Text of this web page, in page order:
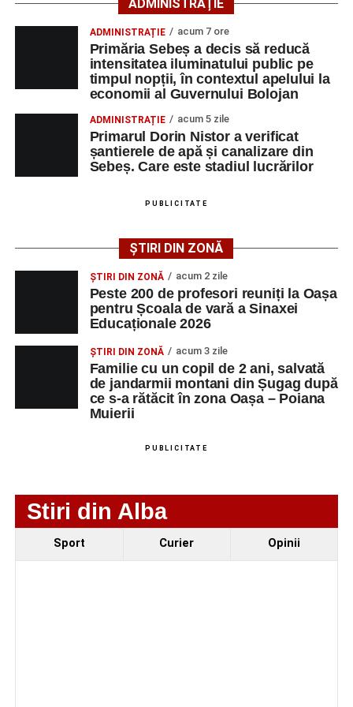
Primăria Sebeș a decis să reducă intensitatea
iluminatului public pe timpul nopții, în contextul
apelului la economii al Guvernului Bolojan
Duminică, 23 august 2026, Râpa Roșie găzduiește
cea de-a III-a ediție a concursului „CicloAventurier
de Sebeș”
Primul concert din cadrul String Symphonic Camp
Facebook Messenger WhatsApp Twitter/X Email
După mai multe zile de pregătire intensivă, participanții
public. Fiecare interpretare a evidențiat nivelul artistic al
tinerilor muzicieni și munca depusă în cadrul taberei, iar
spectatorii au răsplătit prestațiile cu aplauze îndelungate.
Evenimentul face parte din programul
String Symphonic
Camp 2026, proiect susținut deRotary Club Alba Iulia,
ADMINISTRAȚIE
ADMINISTRAȚIE acum 7 ore
Primăria Sebeș a decis să reducă
intensitatea iluminatului public pe
timpul nopții, în contextul apelului la
economii al Guvernului Bolojan
ADMINISTRAȚIE acum 5 zile
Primarul Dorin Nistor a verificat
șantierele de apă și canalizare din
Sebeș. Care este stadiul lucrărilor
PUBLICITATE
ȘTIRI DIN ZONĂ
ȘTIRI DIN ZONĂ acum 2 zile
Peste 200 de profesori reuniți la Oașa
pentru Școala de vară a Sinaxei
Educaționale 2026
ȘTIRI DIN ZONĂ acum 3 zile
Familie cu un copil de 2 ani, salvată
de jandarmii montani din Șugag după
ce s-a rătăcit în zona Oașa – Poiana
Muierii
PUBLICITATE
Stiri din Alba
Sport Curier Opinii